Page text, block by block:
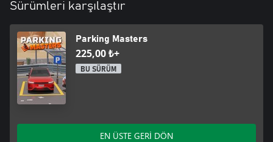
Sürümleri karşılaştır
Parking Masters
225,00 ₺+
BU SÜRÜM
EN ÜSTE GERİ DÖN